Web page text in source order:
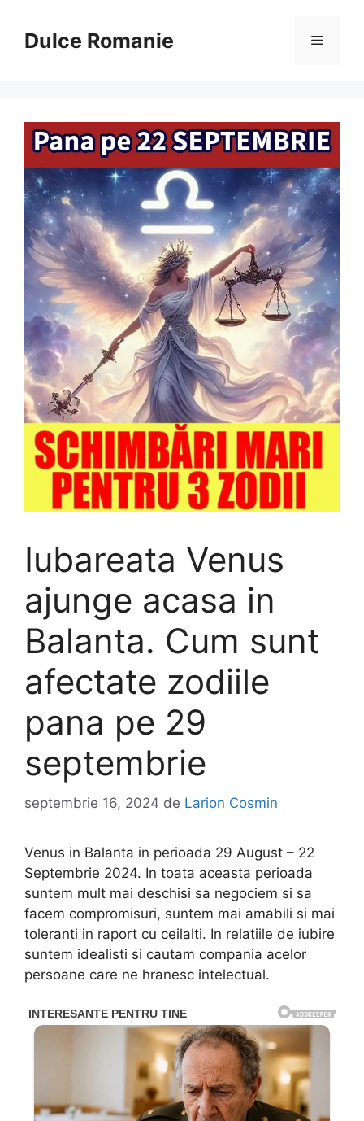
conținutDulce Romanie Meniu
Iubareata Venus
ajunge acasa in
Balanta. Cum sunt
afectate zodiile
pana pe 29
septembrie
septembrie 16, 2024 de Larion Cosmin
Venus in Balanta in perioada 29 August – 22
Septembrie 2024. In toata aceasta perioada
suntem mult mai deschisi sa negociem si sa
facem compromisuri, suntem mai amabili si mai
toleranti in raport cu ceilalti. In relatiile de iubire
suntem idealisti si cautam compania acelor
persoane care ne hranesc intelectual.